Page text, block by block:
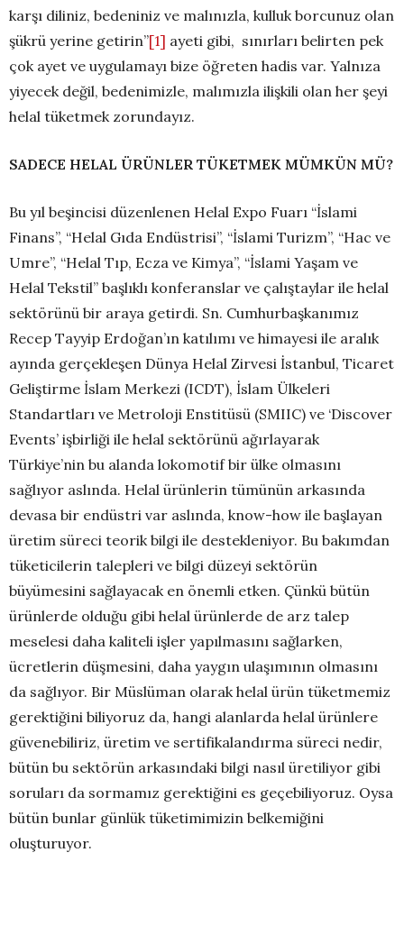
karşı diliniz, bedeniniz ve malınızla, kulluk borcunuz olan
şükrü yerine getirin”[1] ayeti gibi, sınırları belirten pek
çok ayet ve uygulamayı bize öğreten hadis var. Yalnıza
yiyecek değil, bedenimizle, malımızla ilişkili olan her şeyi
helal tüketmek zorundayız.
SADECE HELAL ÜRÜNLER TÜKETMEK MÜMKÜN MÜ?
Bu yıl beşincisi düzenlenen Helal Expo Fuarı “İslami
Finans”, “Helal Gıda Endüstrisi”, “İslami Turizm”, “Hac ve
Umre”, “Helal Tıp, Ecza ve Kimya”, “İslami Yaşam ve
Helal Tekstil” başlıklı konferanslar ve çalıştaylar ile helal
sektörünü bir araya getirdi. Sn. Cumhurbaşkanımız
Recep Tayyip Erdoğan’ın katılımı ve himayesi ile aralık
ayında gerçekleşen Dünya Helal Zirvesi İstanbul, Ticaret
Geliştirme İslam Merkezi (ICDT), İslam Ülkeleri
Standartları ve Metroloji Enstitüsü (SMIIC) ve ‘Discover
Events’ işbirliği ile helal sektörünü ağırlayarak
Türkiye’nin bu alanda lokomotif bir ülke olmasını
sağlıyor aslında. Helal ürünlerin tümünün arkasında
devasa bir endüstri var aslında, know-how ile başlayan
üretim süreci teorik bilgi ile destekleniyor. Bu bakımdan
tüketicilerin talepleri ve bilgi düzeyi sektörün
büyümesini sağlayacak en önemli etken. Çünkü bütün
ürünlerde olduğu gibi helal ürünlerde de arz talep
meselesi daha kaliteli işler yapılmasını sağlarken,
ücretlerin düşmesini, daha yaygın ulaşımının olmasını
da sağlıyor. Bir Müslüman olarak helal ürün tüketmemiz
gerektiğini biliyoruz da, hangi alanlarda helal ürünlere
güvenebiliriz, üretim ve sertifikalandırma süreci nedir,
bütün bu sektörün arkasındaki bilgi nasıl üretiliyor gibi
soruları da sormamız gerektiğini es geçebiliyoruz. Oysa
bütün bunlar günlük tüketimimizin belkemiğini
oluşturuyor.